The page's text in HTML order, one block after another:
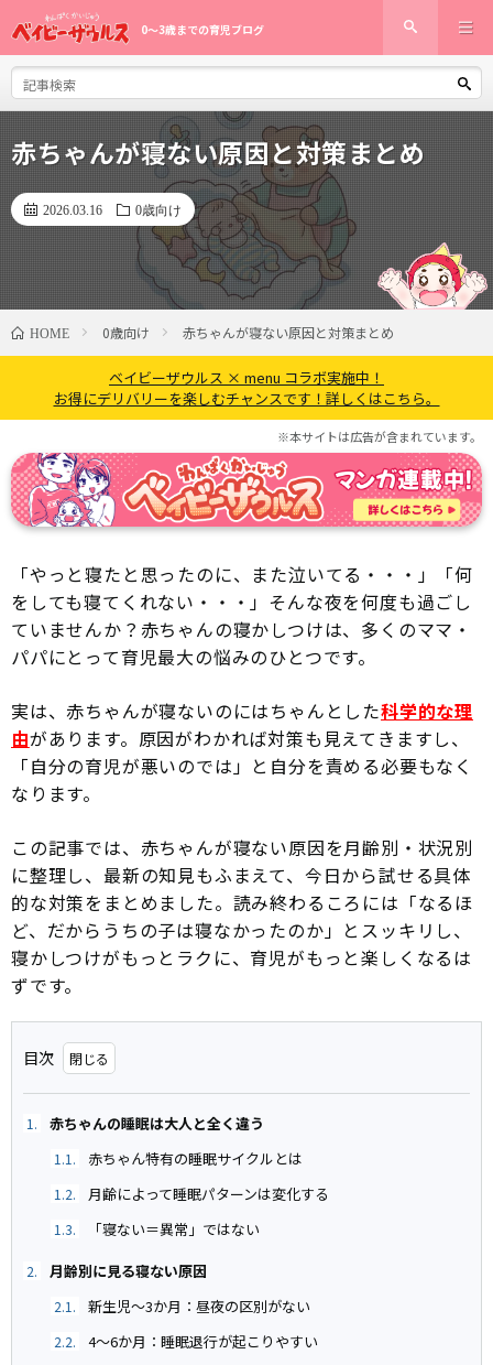
0〜3歳までの育児ブログ
赤ちゃんが寝ない原因と対策まとめ
2026.03.16 0歳向け
HOME 0歳向け 赤ちゃんが寝ない原因と対策まとめ
ベイビーザウルス × menu コラボ実施中！
お得にデリバリーを楽しむチャンスです！詳しくはこちら。
※本サイトは広告が含まれています。
「やっと寝たと思ったのに、また泣いてる・・・」「何
をしても寝てくれない・・・」そんな夜を何度も過ごし
ていませんか？赤ちゃんの寝かしつけは、多くのママ・
パパにとって育児最大の悩みのひとつです。
実は、赤ちゃんが寝ないのにはちゃんとした科学的な理
由があります。原因がわかれば対策も見えてきますし、
「自分の育児が悪いのでは」と自分を責める必要もなく
なります。
この記事では、赤ちゃんが寝ない原因を月齢別・状況別
に整理し、最新の知見もふまえて、今日から試せる具体
的な対策をまとめました。読み終わるころには「なるほ
ど、だからうちの子は寝なかったのか」とスッキリし、
寝かしつけがもっとラクに、育児がもっと楽しくなるは
ずです。
目次
1. 赤ちゃんの睡眠は大人と全く違う
1.1. 赤ちゃん特有の睡眠サイクルとは
1.2. 月齢によって睡眠パターンは変化する
1.3. 「寝ない＝異常」ではない
2. 月齢別に見る寝ない原因
2.1. 新生児〜3か月：昼夜の区別がない
2.2. 4〜6か月：睡眠退行が起こりやすい